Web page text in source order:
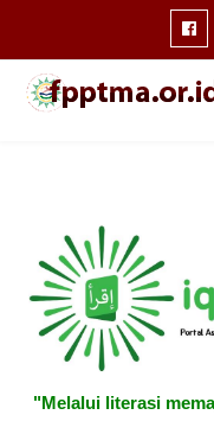
"Melalui literasi